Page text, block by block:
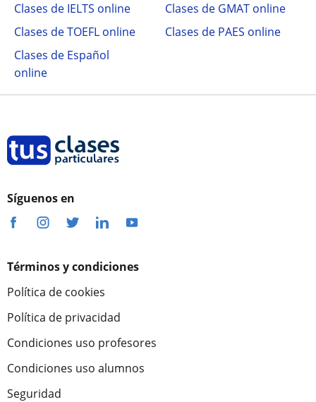
Clases de IELTS online
Clases de GMAT online
Clases de TOEFL online
Clases de PAES online
Clases de Español
online
Síguenos en
Términos y condiciones
Política de cookies
Política de privacidad
Condiciones uso profesores
Condiciones uso alumnos
Seguridad